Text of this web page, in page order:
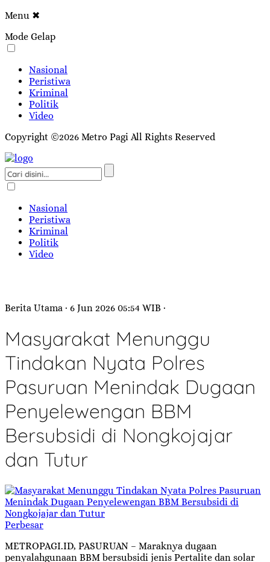
Menu ✖
Mode Gelap
Nasional
Peristiwa
Kriminal
Politik
Video
Copyright ©2026 Metro Pagi All Rights Reserved
Nasional
Peristiwa
Kriminal
Politik
Video
Berita Utama · 6 Jun 2026 05:54 WIB ·
Masyarakat Menunggu
Tindakan Nyata Polres
Pasuruan Menindak Dugaan
Penyelewengan BBM
Bersubsidi di Nongkojajar
dan Tutur
Perbesar
METROPAGI.ID, PASURUAN – Maraknya dugaan
penyalahgunaan BBM bersubsidi jenis Pertalite dan solar